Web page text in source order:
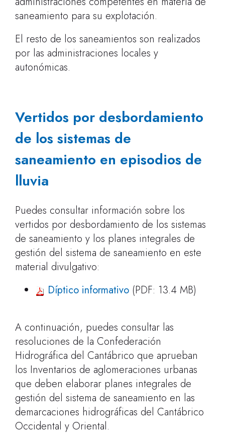
saneamiento para su explotación.
El resto de los saneamientos son realizados
por las administraciones locales y
autonómicas.
Vertidos por desbordamiento
de los sistemas de
saneamiento en episodios de
lluvia
Puedes consultar información sobre los
vertidos por desbordamiento de los sistemas
de saneamiento y los planes integrales de
gestión del sistema de saneamiento en este
material divulgativo:
Díptico informativo (PDF: 13.4 MB)
A continuación, puedes consultar las
resoluciones de la Confederación
Hidrográfica del Cantábrico que aprueban
los Inventarios de aglomeraciones urbanas
que deben elaborar planes integrales de
gestión del sistema de saneamiento en las
demarcaciones hidrográficas del Cantábrico
Occidental y Oriental.